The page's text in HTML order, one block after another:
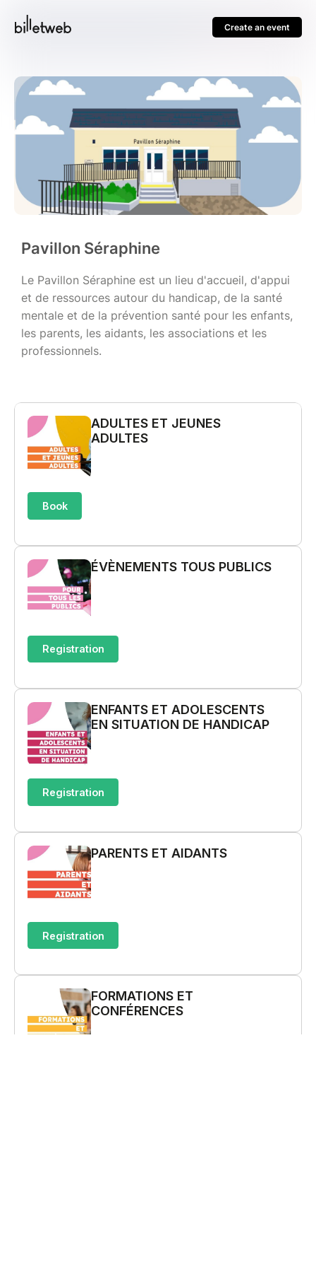
Create an event
Pavillon Séraphine
Le Pavillon Séraphine est un lieu d'accueil, d'appui
et de ressources autour du handicap, de la santé
mentale et de la prévention santé pour les enfants,
les parents, les aidants, les associations et les
professionnels.